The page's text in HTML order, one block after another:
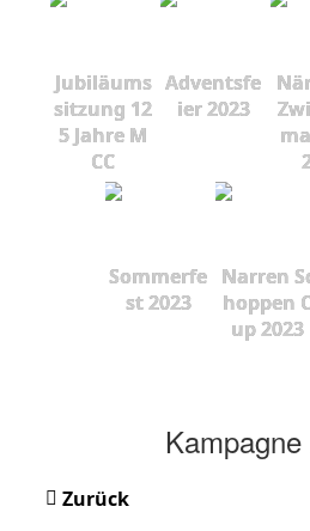
Jubiläums
sitzung 12
5 Jahre M
CC
Adventsfe
ier 2023
Sommerfe
st 2023
Narren
hoppen
up 2023
Zurück